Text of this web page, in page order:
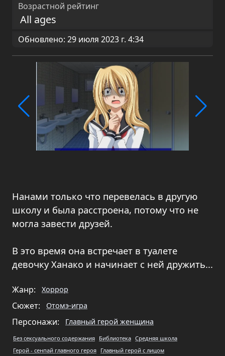
Возрастной рейтинг
All ages
Обновлено: 29 июля 2023 г. 4:34
Нанами только что перевелась в другую
школу и была расстроена, потому что не
могла завести друзей.
В это время она встречает в туалете
девочку Ханако и начинает с ней дружить...
Жанр: Хоррор
Сюжет: Отомэ-игра
Персонажи: Главный герой женщина
Без сексуального содержания Библиотека Средняя школа
Герой - сенпай главного героя Главный герой с лицом